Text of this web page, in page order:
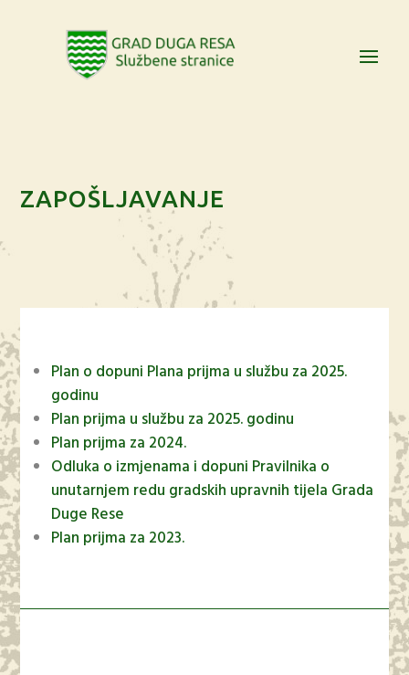
ZAPOŠLJAVANJE
Plan o dopuni Plana prijma u službu za 2025.
godinu
Plan prijma u službu za 2025. godinu
Plan prijma za 2024.
Odluka o izmjenama i dopuni Pravilnika o
unutarnjem redu gradskih upravnih tijela Grada
Duge Rese
Plan prijma za 2023.